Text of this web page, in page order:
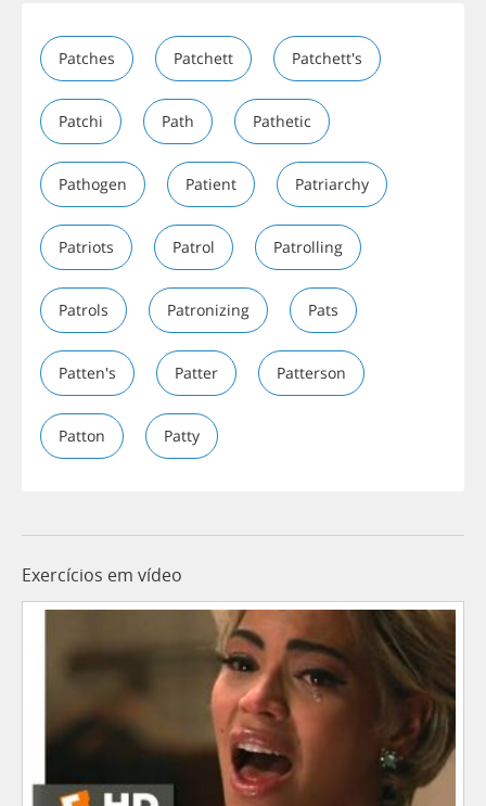
Patches Patchett Patchett's
Patchi Path Pathetic
Pathogen Patient Patriarchy
Patriots Patrol Patrolling
Patrols Patronizing Pats
Patten's Patter Patterson
Patton Patty
Exercícios em vídeo